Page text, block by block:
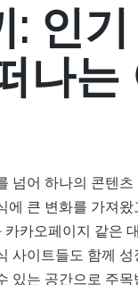
: 인
나는
넘어 하나의 콘텐
에 큰 변화를 가져
카오페이지 같은
사이트들도 함께
있는 공간으로 주